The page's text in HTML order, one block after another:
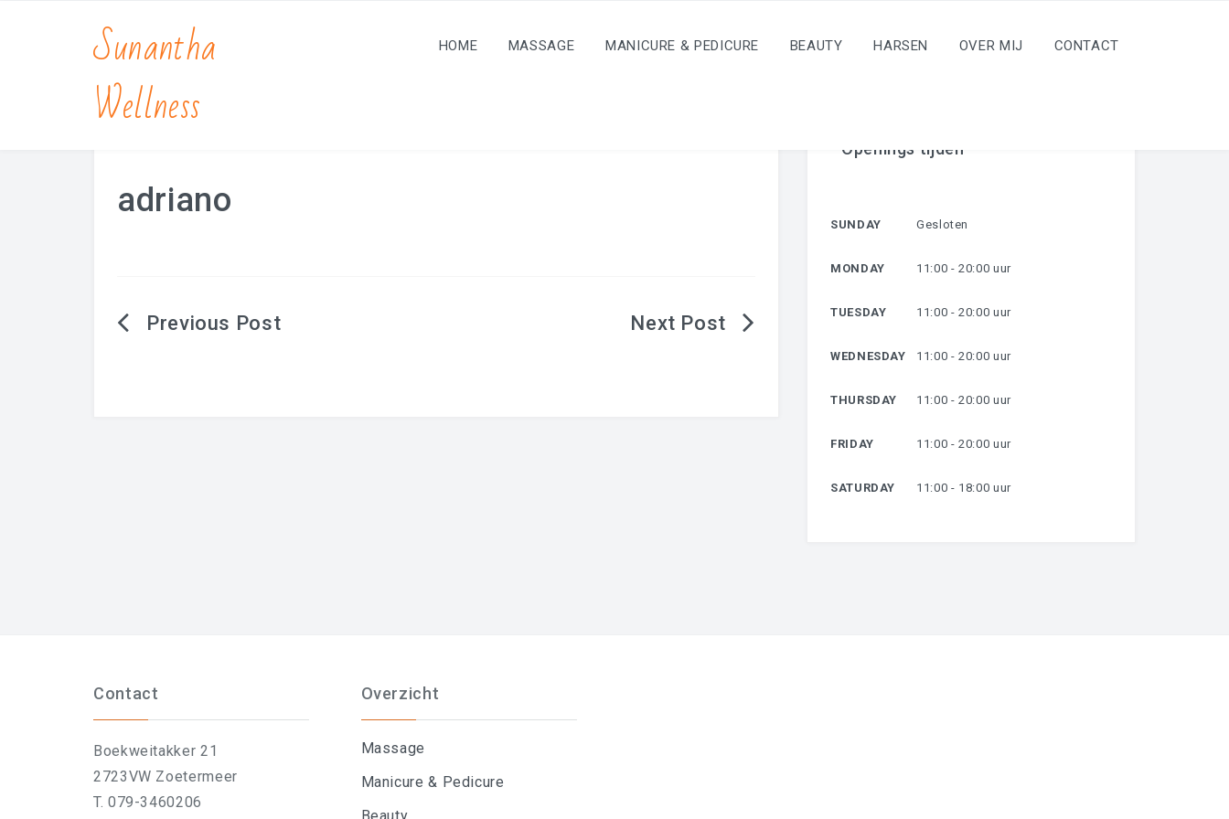
Sunantha
Wellness
HOME MASSAGE MANICURE & PEDICURE BEAUTY HARSEN OVER MIJ CONTACT
adriano
Berichtnavigatie
Openings tijden
SUNDAY Gesloten
MONDAY 11:00 - 20:00 uur
TUESDAY 11:00 - 20:00 uur
WEDNESDAY 11:00 - 20:00 uur
THURSDAY 11:00 - 20:00 uur
FRIDAY 11:00 - 20:00 uur
SATURDAY 11:00 - 18:00 uur
Contact
Boekweitakker 21
2723VW Zoetermeer
T. 079-3460206
Overzicht
Massage
Manicure & Pedicure